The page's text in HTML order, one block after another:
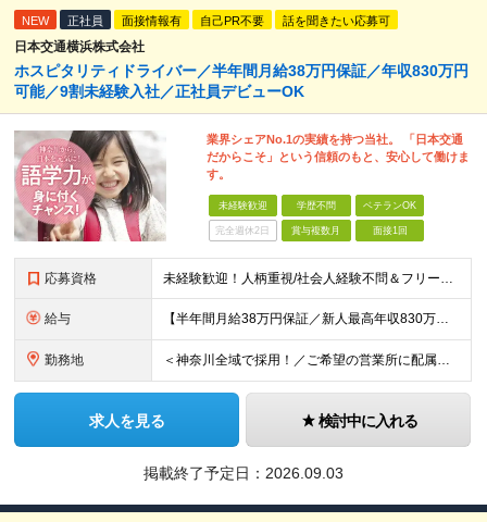
NEW 正社員 面接情報有 自己PR不要 話を聞きたい応募可
日本交通横浜株式会社
ホスピタリティドライバー／半年間月給38万円保証／年収830万円
可能／9割未経験入社／正社員デビューOK
業界シェアNo.1の実績を持つ当社。 「日本交通
だからこそ」という信頼のもと、安心して働けま
す。
未経験歓迎 学歴不問 ベテランOK
完全週休2日 賞与複数月 面接1回
応募資格 未経験歓迎！人柄重視/社会人経験不問＆フリーターもOK ■普通自動車免許（AT限定可）を取得して1年以上経過している方 ※前職・学歴・ブランク・転職回数などは一切不問です。 <2種免許取得代は全額
給与 【半年間月給38万円保証／新人最高年収830万円／賞与年2回／給料控除を100%撤廃】 6ヶ月間、月給38万円保証＋歩合給＋賞与年2回（川崎／保土ヶ谷／戸塚） ◆保証額を超える売上時は上乗せした給与
勤務地 ＜神奈川全域で採用！／ご希望の営業所に配属＞◎転居を伴う転勤なし！◎U・Iターン歓迎！◎マイカー通勤OK（駐車場完備） 神奈川全域に6拠点（★希望の営業所に配属） ■本社：横浜市戸塚区名瀬町1152
求人を見る 検討中に入れる
掲載終了予定日： 2026.09.03